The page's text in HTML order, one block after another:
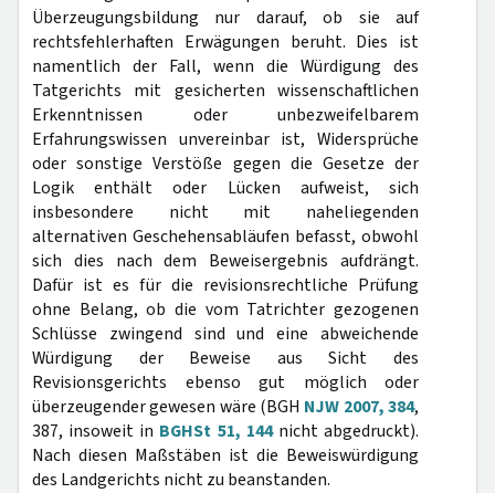
Überzeugungsbildung nur darauf, ob sie auf
rechtsfehlerhaften Erwägungen beruht. Dies ist
namentlich der Fall, wenn die Würdigung des
Tatgerichts mit gesicherten wissenschaftlichen
Erkenntnissen oder unbezweifelbarem
Erfahrungswissen unvereinbar ist, Widersprüche
oder sonstige Verstöße gegen die Gesetze der
Logik enthält oder Lücken aufweist, sich
insbesondere nicht mit naheliegenden
alternativen Geschehensabläufen befasst, obwohl
sich dies nach dem Beweisergebnis aufdrängt.
Dafür ist es für die revisionsrechtliche Prüfung
ohne Belang, ob die vom Tatrichter gezogenen
Schlüsse zwingend sind und eine abweichende
Würdigung der Beweise aus Sicht des
Revisionsgerichts ebenso gut möglich oder
überzeugender gewesen wäre (BGH NJW 2007, 384,
387, insoweit in BGHSt 51, 144nicht abgedruckt).
Nach diesen Maßstäben ist die Beweiswürdigung
des Landgerichts nicht zu beanstanden.